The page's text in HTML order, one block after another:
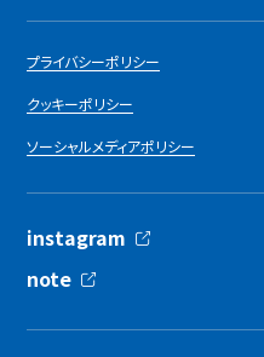
instagram
note
プライバシーポリシー
クッキーポリシー
ソーシャルメディアポリシー